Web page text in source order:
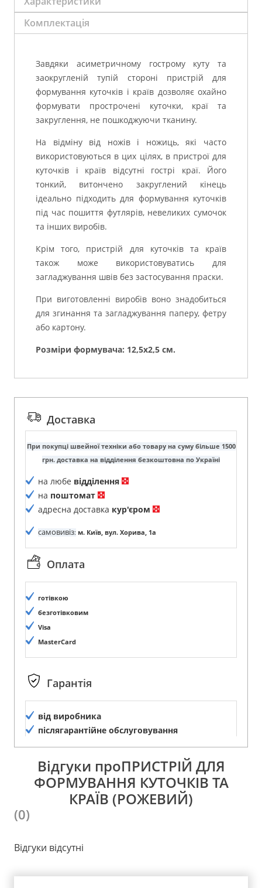
Комплектація
Завдяки асиметричному гострому куту та
заокругленій тупій стороні пристрій для
формування куточків і країв дозволяє охайно
формувати прострочені куточки, краї та
закруглення, не пошкоджуючи тканину.
На відміну від ножів і ножиць, які часто
використовуються в цих цілях, в пристрої для
куточків і країв відсутні гострі краї. Його
тонкий, витончено закруглений кінець
ідеально підходить для формування куточків
під час пошиття футлярів, невеликих сумочок
та інших виробів.
Крім того, пристрій для куточків та країв
також може використовуватись для
загладжування швів без застосування праски.
При виготовленні виробів воно знадобиться
для згинання та загладжування паперу, фетру
або картону.
Розміри формувача: 12,5х2,5 см.
Доставка
При покупці швейної техніки або товару на суму більше 1500
грн. доставка на відділення безкоштовна по Україні
на любе відділення
на поштомат
адресна доставка кур'єром
самовивіз: м. Київ, вул. Хорива, 1а
Оплата
готівкою
безготівковим
Visa
MasterCard
Гарантія
від виробника
післягарантійне обслуговування
Відгуки проПРИСТРІЙ ДЛЯ
ФОРМУВАННЯ КУТОЧКІВ ТА
КРАЇВ (РОЖЕВИЙ)
(0)
Відгуки відсутні